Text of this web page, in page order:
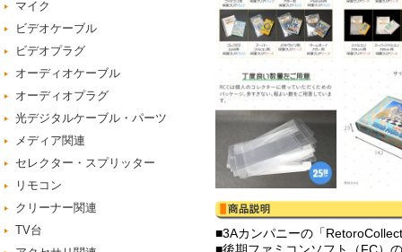
マイク
ビデオケーブル
ビデオプラグ
オーディオケーブル
オーディオプラグ
光デジタルケーブル・パーツ
メディア関連
セレクター・スプリッター
リモコン
クリーナー関連
TV台
■3Aカンパニーの「